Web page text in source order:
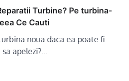
Turbine? Pe turbina-
Ce Cauti
noua daca ea poate fi
apelezi?…